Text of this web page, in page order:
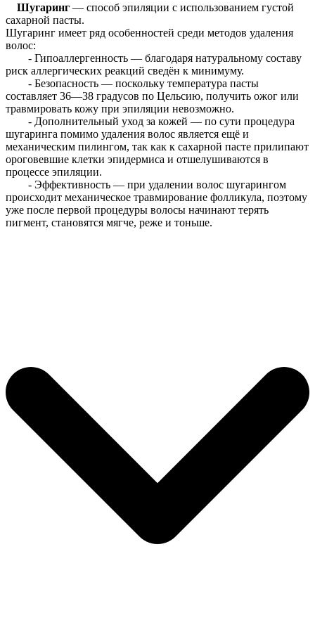
Шугаринг — способ эпиляции с использованием густой
сахарной пасты.
Шугаринг имеет ряд особенностей среди методов удаления
волос:
- Гипоаллергенность — благодаря натуральному составу
риск аллергических реакций сведён к минимуму.
- Безопасность — поскольку температура пасты
составляет 36—38 градусов по Цельсию, получить ожог или
травмировать кожу при эпиляции невозможно.
- Дополнительный уход за кожей — по сути процедура
шугаринга помимо удаления волос является ещё и
механическим пилингом, так как к сахарной пасте прилипают
ороговевшие клетки эпидермиса и отшелушиваются в
процессе эпиляции.
- Эффективность — при удалении волос шугарингом
происходит механическое травмирование фолликула, поэтому
уже после первой процедуры волосы начинают терять
пигмент, становятся мягче, реже и тоньше.